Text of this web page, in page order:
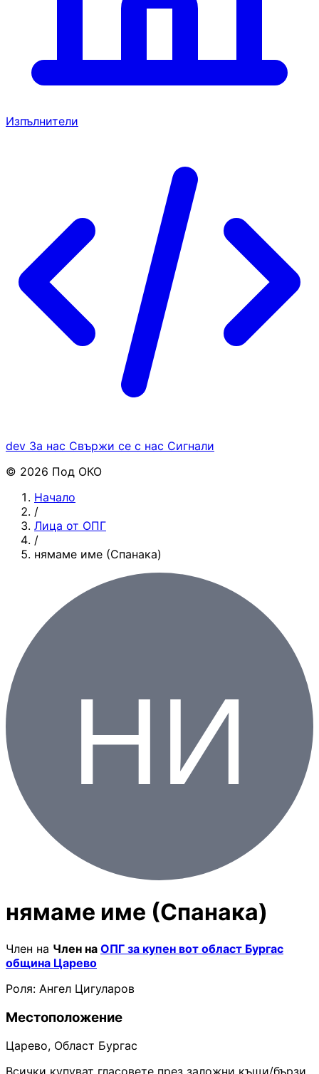
Изпълнители
dev За нас Свържи се с нас Сигнали
© 2026 Под ОКО
Начало
/
Лица от ОПГ
/
нямаме име (Спанака)
нямаме име (Спанака)
Член на Член на ОПГ за купен вот област Бургас
община Царево
Роля: Ангел Цигуларов
Местоположение
Царево, Област Бургас